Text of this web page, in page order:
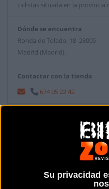
Su privacidad
ciclistas situada en la provincia
Dónde se encuentra
Ronda de Toledo, 18 28005
Madrid (Madrid).
Contactar con la tienda
674 05 22 42